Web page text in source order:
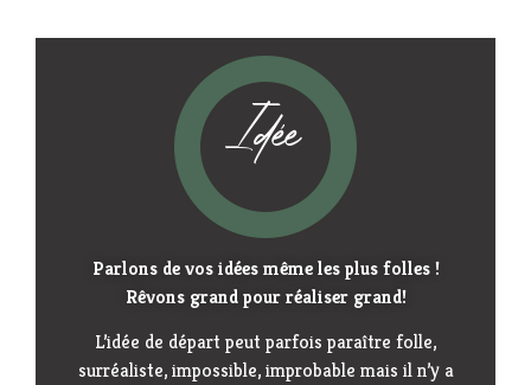
Idée
Parlons de vos idées même les plus folles !
Rêvons grand pour réaliser grand!
L’idée de départ peut parfois paraître folle,
surréaliste, impossible, improbable mais il n’y a